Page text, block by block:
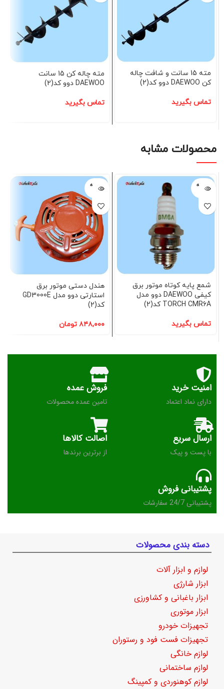
مته 15 سانت و شافت چاله
کن DAEWOO دوو کد(2)
تماس بگیرید
مته چاله کن 15 سانت
DAEWOO دوو کد(2)
تماس بگیرید
محصولات مشابه
فروخته
شده
شمع پایه کوتاه موتور برق
کیفی DAEWOO دوو مدل
TORCH CMR6A کد(2)
تماس بگیرید
فروخته
شده
هندل دستی موتور برق
استارتی دوو مدل GD3000E
کد(2)
۸۴۸,۰۰۰ تومان
امنیت خرید
دارای نماد اعتماد
فروش عمده
تامین عمده محصولات
ارسال سریع
با پست و پیک
اصالت کالاها
از برترین برندها
پشتیبانی فروش
پشتیبانی 24/7 سفارشات
دسته بندی محصولات
لوازم و ابزار آلات
ابزار شارژی
ابزار باغبانی و کشاورزی
ابزار موتوری
تجهیزات خودرو
تجهیزات فست فود و رستوران
لوازم خانگی
لوازم ساختمانی
لوازم کوهنوردی و کمپینگ